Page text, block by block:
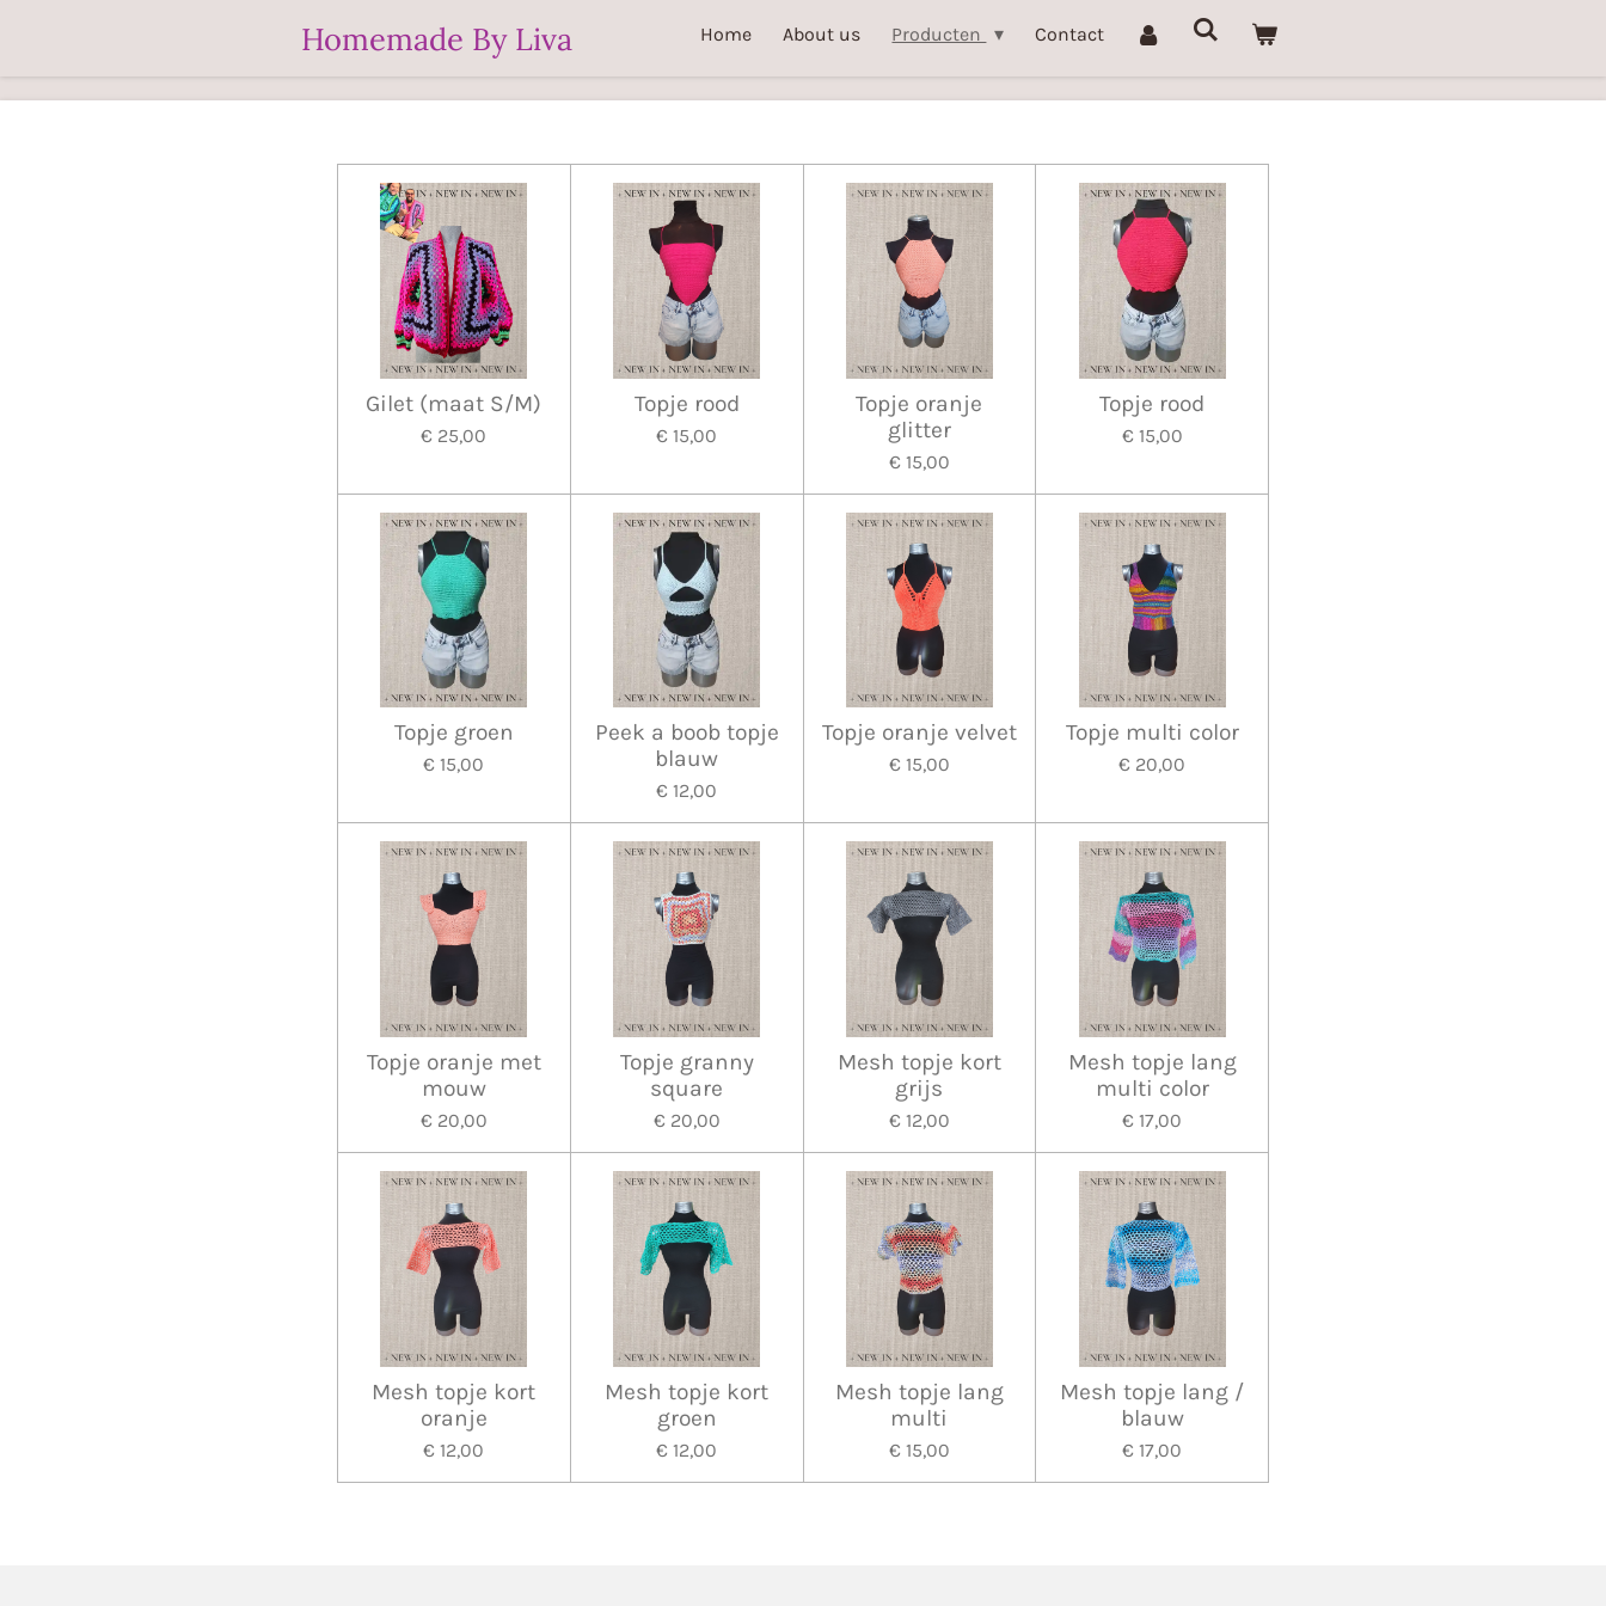
Homemade By Liva Home About us Producten Contact
Gilet (maat S/M)
€ 25,00
Topje rood
€ 15,00
Topje oranje
glitter
€ 15,00
Topje rood
€ 15,00
Topje groen
€ 15,00
Peek a boob topje
blauw
€ 12,00
Topje oranje velvet
€ 15,00
Topje multi color
€ 20,00
Topje oranje met
mouw
€ 20,00
Topje granny
square
€ 20,00
Mesh topje kort
grijs
€ 12,00
Mesh topje lang
multi color
€ 17,00
Mesh topje kort
oranje
€ 12,00
Mesh topje kort
groen
€ 12,00
Mesh topje lang
multi
€ 15,00
Mesh topje lang /
blauw
€ 17,00